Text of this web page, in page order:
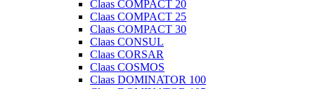
Claas COMPACT 20
Claas COMPACT 25
Claas COMPACT 30
Claas CONSUL
Claas CORSAR
Claas COSMOS
Claas DOMINATOR 100